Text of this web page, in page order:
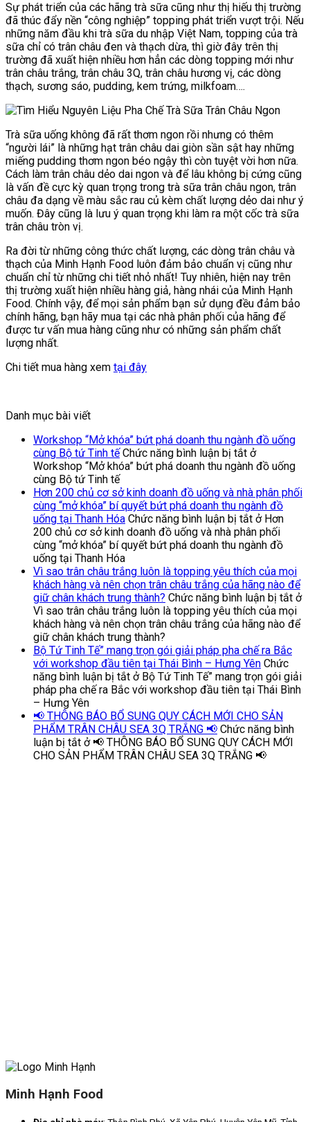
Sự phát triển của các hãng trà sữa cũng như thị hiếu thị trường
đã thúc đẩy nền “công nghiệp” topping phát triển vượt trội. Nếu
những năm đầu khi trà sữa du nhập Việt Nam, topping của trà
sữa chỉ có trân châu đen và thạch dừa, thì giờ đây trên thị
trường đã xuất hiện nhiều hơn hẳn các dòng topping mới như
trân châu trắng, trân châu 3Q, trân châu hương vị, các dòng
thạch, sương sáo, pudding, kem trứng, milkfoam….
Trà sữa uống không đã rất thơm ngon rồi nhưng có thêm
“người lái” là những hạt trân châu dai giòn sần sật hay những
miếng pudding thơm ngon béo ngậy thì còn tuyệt vời hơn nữa.
Cách làm trân châu dẻo dai ngon và để lâu không bị cứng cũng
là vấn đề cực kỳ quan trọng trong trà sữa trân châu ngon, trân
châu đa dạng về màu sắc rau củ kèm chất lượng dẻo dai như ý
muốn. Đây cũng là lưu ý quan trọng khi làm ra một cốc trà sữa
trân châu tròn vị.
Ra đời từ những công thức chất lượng, các dòng trân châu và
thạch của Minh Hạnh Food luôn đảm bảo chuẩn vị cũng như
chuẩn chỉ từ những chi tiết nhỏ nhất! Tuy nhiên, hiện nay trên
thị trường xuất hiện nhiều hàng giả, hàng nhái của Minh Hạnh
Food. Chính vậy, để mọi sản phẩm bạn sử dụng đều đảm bảo
chính hãng, bạn hãy mua tại các nhà phân phối của hãng để
được tư vấn mua hàng cũng như có những sản phẩm chất
lượng nhất.
Chi tiết mua hàng xem tại đây
Danh mục bài viết
Workshop “Mở khóa” bứt phá doanh thu ngành đồ uống
cùng Bộ tứ Tinh tế Chức năng bình luận bị tắt ở
Workshop “Mở khóa” bứt phá doanh thu ngành đồ uống
cùng Bộ tứ Tinh tế
Hơn 200 chủ cơ sở kinh doanh đồ uống và nhà phân phối
cùng “mở khóa” bí quyết bứt phá doanh thu ngành đồ
uống tại Thanh Hóa Chức năng bình luận bị tắt ở Hơn
200 chủ cơ sở kinh doanh đồ uống và nhà phân phối
cùng “mở khóa” bí quyết bứt phá doanh thu ngành đồ
uống tại Thanh Hóa
Vì sao trân châu trắng luôn là topping yêu thích của mọi
khách hàng và nên chọn trân châu trắng của hãng nào để
giữ chân khách trung thành? Chức năng bình luận bị tắt ở
Vì sao trân châu trắng luôn là topping yêu thích của mọi
khách hàng và nên chọn trân châu trắng của hãng nào để
giữ chân khách trung thành?
Bộ Tứ Tinh Tế” mang trọn gói giải pháp pha chế ra Bắc
với workshop đầu tiên tại Thái Bình – Hưng Yên Chức
năng bình luận bị tắt ở Bộ Tứ Tinh Tế” mang trọn gói giải
pháp pha chế ra Bắc với workshop đầu tiên tại Thái Bình
– Hưng Yên
📢 THÔNG BÁO BỔ SUNG QUY CÁCH MỚI CHO SẢN
PHẨM TRÂN CHÂU SEA 3Q TRẮNG 📢 Chức năng bình
luận bị tắt ở 📢 THÔNG BÁO BỔ SUNG QUY CÁCH MỚI
CHO SẢN PHẨM TRÂN CHÂU SEA 3Q TRẮNG 📢
Minh Hạnh Food